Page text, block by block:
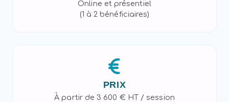
Online et présentiel
(1 à 2 bénéficiaires)
PRIX
À partir de 3 600 € HT / session